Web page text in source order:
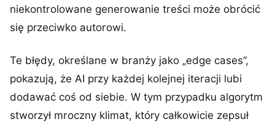
niekontrolowane generowanie treści może obrócić
się przeciwko autorowi.
Te błędy, określane w branży jako „edge cases”,
pokazują, że AI przy każdej kolejnej iteracji lubi
dodawać coś od siebie. W tym przypadku algorytm
stworzył mroczny klimat, który całkowicie zepsuł